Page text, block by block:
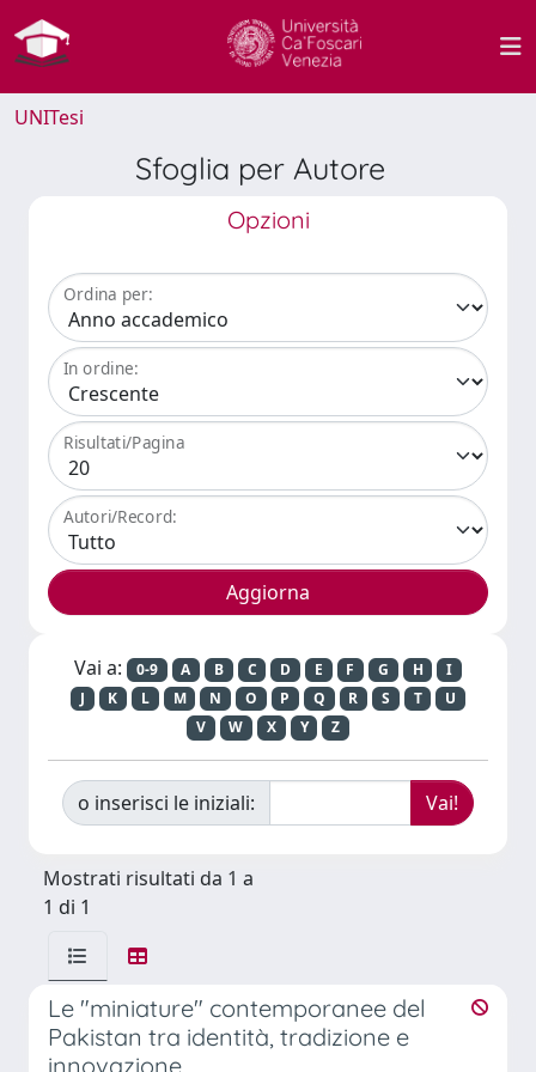
UNITesi
Sfoglia per Autore
Opzioni
Ordina per:
In ordine:
Risultati/Pagina
Autori/Record:
Vai a: 0-9 A B C D E F G H
I
J
K L M N O P Q R S T
U
V
W X Y Z
o inserisci le iniziali:
Mostrati risultati da 1 a
1 di 1
Le "miniature" contemporanee del
Pakistan tra identità, tradizione e
innovazione.